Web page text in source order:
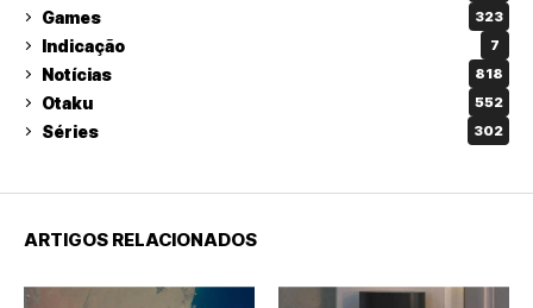
Games 323
Indicação 7
Notícias 818
Otaku 552
Séries 302
ARTIGOS RELACIONADOS